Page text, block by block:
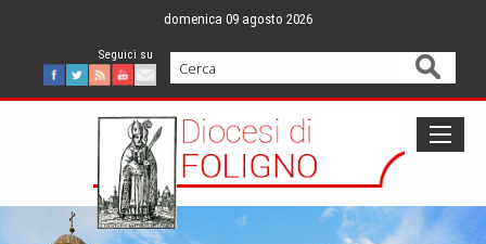
content
domenica 09 agosto 2026
Facebook
Twitter
FeedYoutube
Mail
Cerca